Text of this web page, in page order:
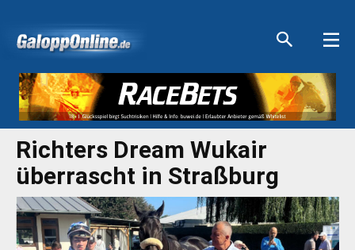
Richters Dream Wukair
überrascht in Straßburg